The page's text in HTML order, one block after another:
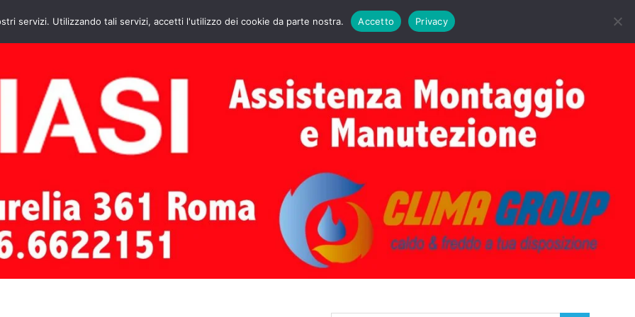
HOME CONTATTI ASSISTENZA CALDAIE BIASI PRIMA ACCENSIONE CALDAIE BIASI
servizi. Utilizzando tali servizi, accetti l'utilizzo dei cookie da parte nostra. Accetto Privacy